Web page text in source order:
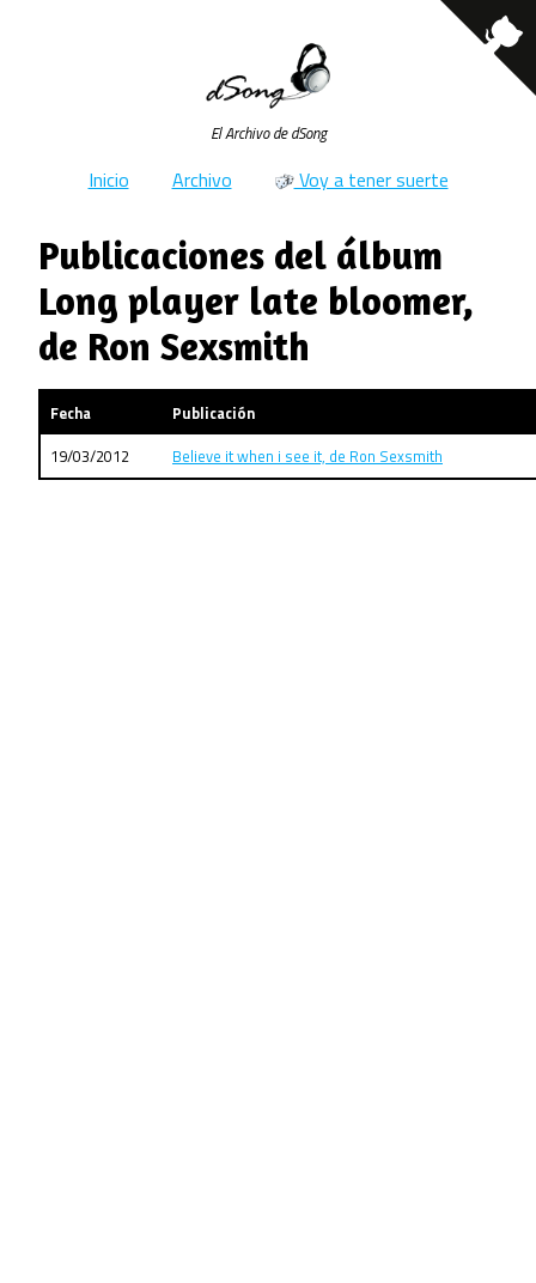
El Archivo de dSong
Inicio Archivo Voy a tener suerte
Publicaciones del álbum
Long player late bloomer,
de Ron Sexsmith
Fecha
Publicación
19/03/2012
Believe it when i see it, de Ron Sexsmith